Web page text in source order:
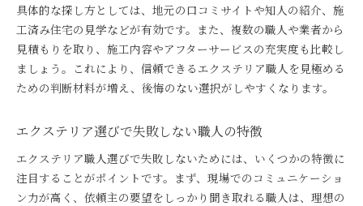
エクステリアを彩る職人技の魅力を解説
前橋市職人が魅せるエクステリアの技術力
おしゃれな外構を作る職人技のポイント
エクステリアデザイナー有名職人の工夫例
前橋市で伝わる職人の施工事例と魅力
前橋市でおすすめ職人比較の着眼点とは
外構エクステリア職人比較のチェックリスト
具体的な探し方としては、地元の口コミサイトや知人の紹介、施
工済み住宅の見学などが有効です。また、複数の職人や業者から
見積もりを取り、施工内容やアフターサービスの充実度も比較し
ましょう。これにより、信頼できるエクステリア職人を見極める
ための判断材料が増え、後悔のない選択がしやすくなります。
エクステリア選びで失敗しない職人の特徴
エクステリア職人選びで失敗しないためには、いくつかの特徴に
注目することがポイントです。まず、現場でのコミュニケーショ
ン力が高く、依頼主の要望をしっかり聞き取れる職人は、理想の